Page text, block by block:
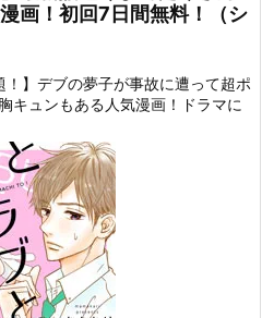
画！初回7日間無料！（シ
】デブの夢子が事故に遭って超ポ
キュンもある人気漫画！ドラマに